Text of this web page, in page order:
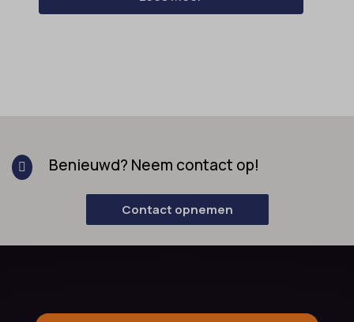
 Benieuwd? Neem contact op!
Contact opnemen